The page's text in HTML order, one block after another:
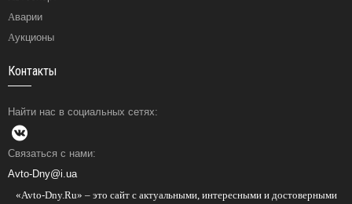
Аварии
Аукционы
Контакты
Найти нас в социальных сетях:
Связаться с нами:
Avto-Dny@i.ua
«Avto-Dny.Ru» – это сайт с актуальными, интересными и достоверными